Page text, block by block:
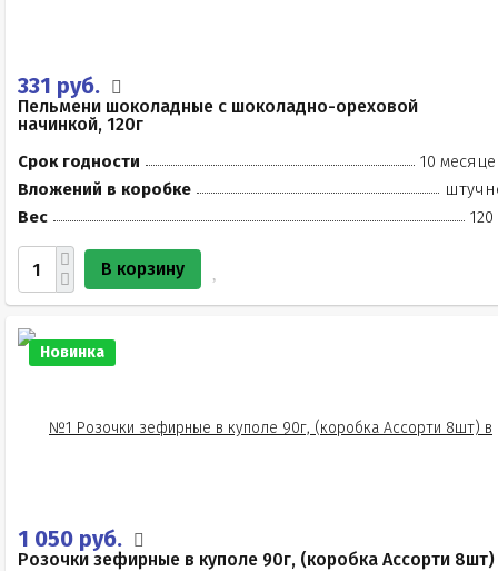
331 руб.
Пельмени шоколадные с шоколадно-ореховой
начинкой, 120г
Срок годности
10
Вложений в коробке
Вес
120
В корзину
Новинка
1 050 руб.
Розочки зефирные в куполе 90г, (коробка Ассорти 8шт)